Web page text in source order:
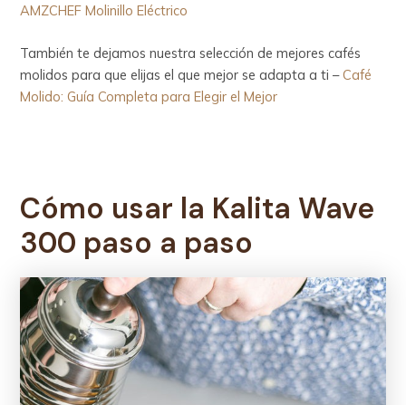
AMZCHEF Molinillo Eléctrico
También te dejamos nuestra selección de mejores cafés
molidos para que elijas el que mejor se adapta a ti –Café
Molido: Guía Completa para Elegir el Mejor
Cómo usar la Kalita Wave
300 paso a paso